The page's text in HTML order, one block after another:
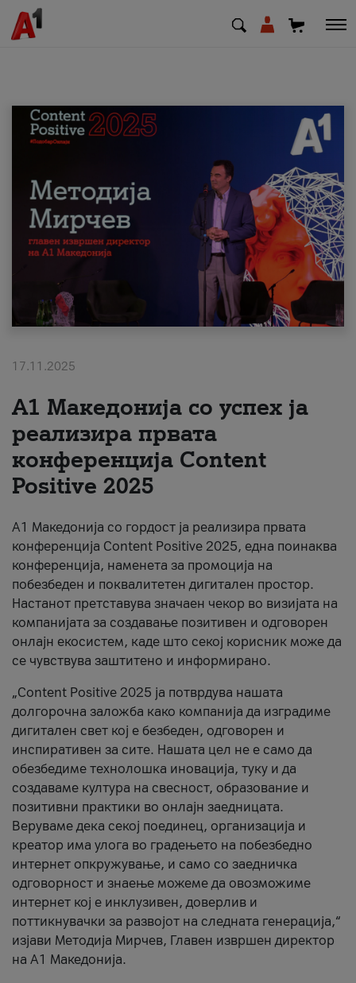
МК EN
Приватни Деловни
Поддршка
Надополни кредит
#ПодобарОнлајн
17.11.2025
А1 Македонија со успех ја
реализира првата
конференција Content
Positive 2025
А1 Македонија со гордост ја реализира првата
конференција Content Positive 2025, една поинаква
конференција, наменета за промоција на
побезбеден и поквалитетен дигитален простор.
Настанот претставува значаен чекор во визијата на
компанијата за создавање позитивен и одговорен
онлајн екосистем, каде што секој корисник може да
се чувствува заштитено и информирано.
„Content Positive 2025 ја потврдува нашата
долгорочна заложба како компанија да изградиме
дигитален свет кој е безбеден, одговорен и
инспиративен за сите. Нашата цел не е само да
обезбедиме технолошка иновација, туку и да
создаваме култура на свесност, образование и
позитивни практики во онлајн заедницата.
Веруваме дека секој поединец, организација и
креатор има улога во градењето на побезбедно
интернет опкружување, и само со заедничка
одговорност и знаење можеме да овозможиме
интернет кој е инклузивен, доверлив и
поттикнувачки за развојот на следната генерација,“
изјави Методија Мирчев, Главен извршен директор
на А1 Македонија.